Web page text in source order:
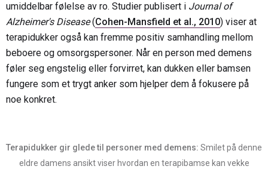
umiddelbar følelse av ro. Studier publisert i Journal of
Alzheimer's Disease(Cohen-Mansfield et al., 2010) viser at
terapidukker også kan fremme positiv samhandling mellom
beboere og omsorgspersoner. Når en person med demens
føler seg engstelig eller forvirret, kan dukken eller bamsen
fungere som et trygt anker som hjelper dem å fokusere på
noe konkret.
Terapidukker gir glede til personer med demens: Smilet på denne
eldre damens ansikt viser hvordan en terapibamse kan vekke